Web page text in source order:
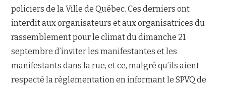
policiers de la Ville de Québec. Ces derniers ont
interdit aux organisateurs et aux organisatrices du
rassemblement pour le climat du dimanche 21
septembre d’inviter les manifestantes et les
manifestants dans la rue, et ce, malgré qu’ils aient
respecté la règlementation en informant le SPVQ de